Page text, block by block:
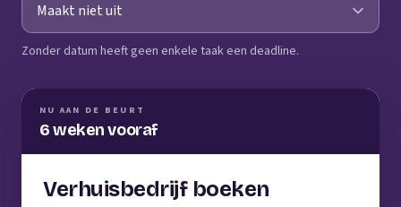
Zonder datum heeft geen enkele taak een deadline.
NU AAN DE BEURT
6 weken vooraf
Verhuisbedrijf boeken